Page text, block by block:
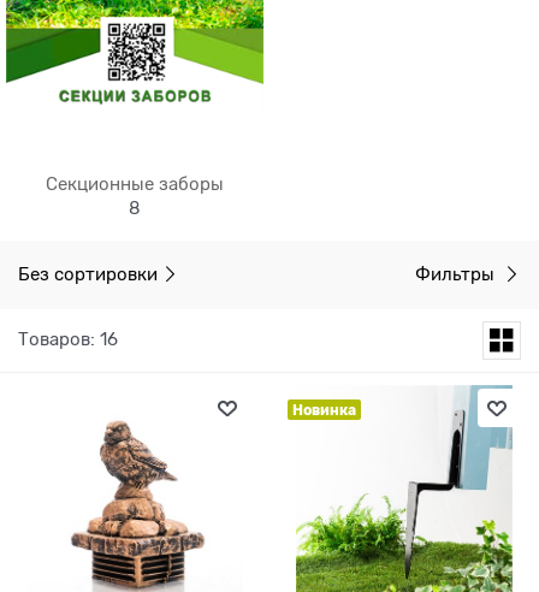
Секционные заборы
8
Без сортировки Фильтры
Товаров: 16
Новинка